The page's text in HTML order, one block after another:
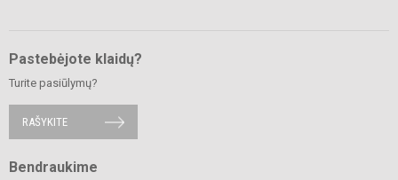
Pastebėjote klaidų?
Turite pasiūlymų?
RAŠYKITE
Bendraukime